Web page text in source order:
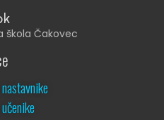
škola Čakovec